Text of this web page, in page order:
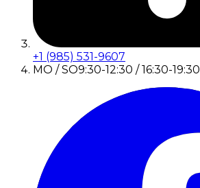
+1 (985) 531-9607
MO / SO9:30-12:30 / 16:30-19:30